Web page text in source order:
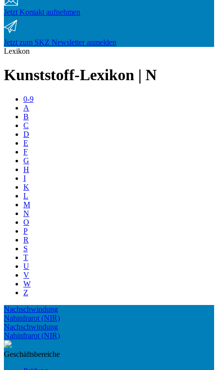
Jetzt Kontakt aufnehmen
Jetzt zum SKZ Newsletter anmelden
Lexikon
Kunststoff-Lexikon | N
0-9
A
B
C
D
E
F
G
H
I
K
L
M
N
O
P
R
S
T
U
V
W
Z
Nachschwindung
Nahinfrarot (NIR)
Nachschwindung
Nahinfrarot (NIR)
Geschäftsbereiche